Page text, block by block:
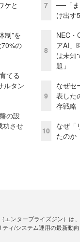
ケと
制”を
の
てる
ルタン
の設
功させ
7
──「ま
け出す
8
NEC・
アAI」
は未知
題」
9
なぜセ
表した
存戦略
10
なぜ「
たのか
エンタープライズジン）
ティ/システム運用の最新動